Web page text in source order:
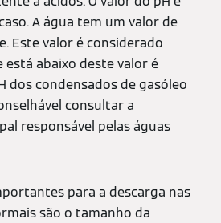
A água tem um valor de
Este valor é considerado
está abaixo deste valor é
dos condensados de gasóleo
consultar a
responsável pelas águas
para a descarga nas
são o tamanho da